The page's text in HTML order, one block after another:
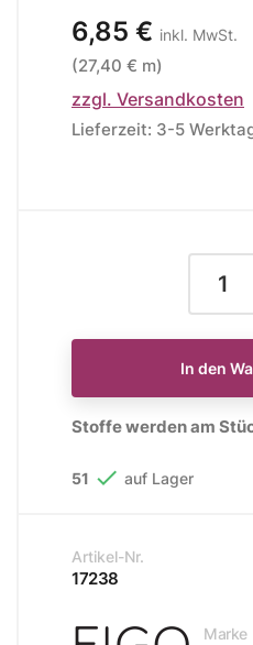
6,85 € inkl. MwSt.
(27,40 € m)
zzgl. Versandkosten
Lieferzeit: 3-5
In den
Stoffe werden am
51  auf Lager
Artikel-Nr.
17238
Marke